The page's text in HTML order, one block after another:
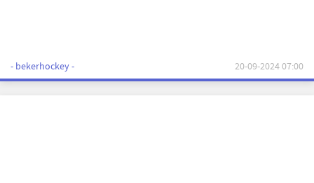
- bekerhockey - 20-09-2024 07:00